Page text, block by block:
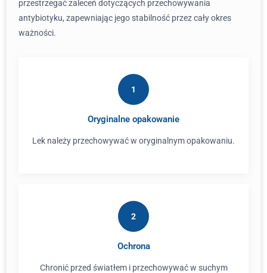
przestrzegać zaleceń dotyczących przechowywania
antybiotyku, zapewniając jego stabilność przez cały okres
ważności.
1
Oryginalne opakowanie
Lek należy przechowywać w oryginalnym opakowaniu.
2
Ochrona
Chronić przed światłem i przechowywać w suchym